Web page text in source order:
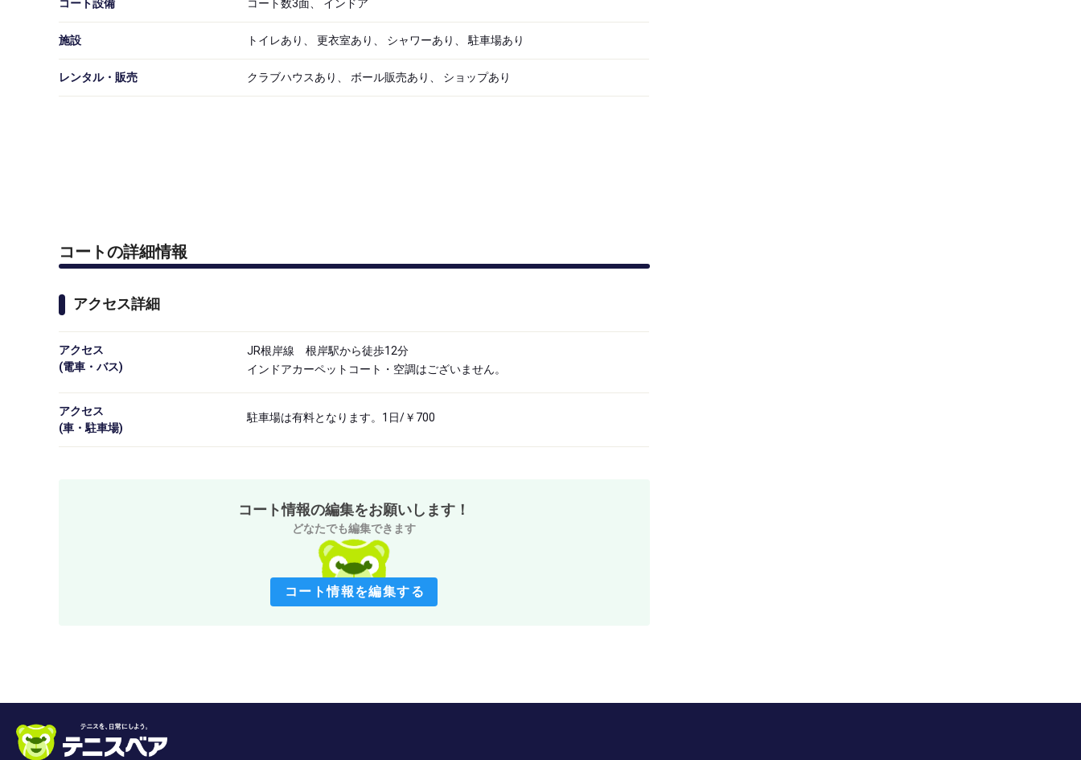
コート設備 コート数3面、 インドア
施設 トイレあり、 更衣室あり、 シャワーあり、 駐車場あり
レンタル・販売 クラブハウスあり、 ボール販売あり、 ショップあり
コートの詳細情報
アクセス詳細
アクセス
(電車・バス)
JR根岸線 根岸駅から徒歩12分
インドアカーペットコート・空調はございません。
アクセス
(車・駐車場)
駐車場は有料となります。1日/￥700
コート情報の編集をお願いします！
どなたでも編集できます
コート情報を編集する